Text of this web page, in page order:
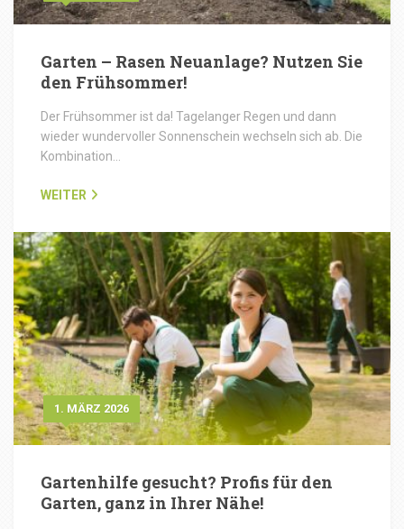
Garten – Rasen Neuanlage? Nutzen Sie
den Frühsommer!
Der Frühsommer ist da! Tagelanger Regen und dann
wieder wundervoller Sonnenschein wechseln sich ab. Die
Kombination…
WEITER
1. MÄRZ 2026
Gartenhilfe gesucht? Profis für den
Garten, ganz in Ihrer Nähe!